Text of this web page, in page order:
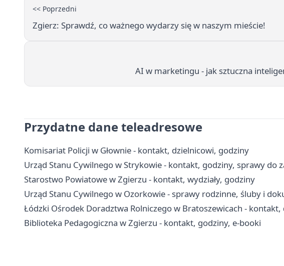
<< Poprzedni
Zgierz: Sprawdź, co ważnego wydarzy się w naszym mieście!
AI w marketingu - jak sztuczna
Przydatne dane teleadresowe
Komisariat Policji w Głownie - kontakt, dzielnicowi, godziny
Urząd Stanu Cywilnego w Strykowie - kontakt, godziny, sprawy do
Starostwo Powiatowe w Zgierzu - kontakt, wydziały, godziny
Urząd Stanu Cywilnego w Ozorkowie - sprawy rodzinne, śluby i
Łódzki Ośrodek Doradztwa Rolniczego w Bratoszewicach - kontakt,
Biblioteka Pedagogiczna w Zgierzu - kontakt, godziny, e-booki